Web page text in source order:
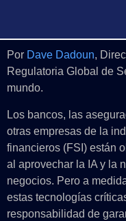
Por Dave Dadoun,
Regulatoria Global de
mundo.
Los bancos, las
otras empresas de la
financieros (FSI) están
al aprovechar la IA y la
negocios. Pero a
estas tecnologías
responsabilidad de